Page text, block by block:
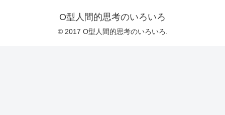
O型人間的思考のいろいろ
© 2017 O型人間的思考のいろいろ.